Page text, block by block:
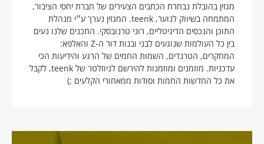
מגזין בהובלת נבחרת הכתבים הצעירים של חברת יחסי הציבור,
המתמחה בשיווק לנוער, teenk. המגזין נערך ע״י מנהלת
התוכן והנכסים הדיגיטליים, רוני טרנובסקי. התכנים שלנו נעים
בין כל העולמות שנוגעים לבני ובנות דור ה-Z והאלפא:
המחקרים, הטרנדים, השמות החמים של הרגע והידיעות הכי
עדכניות. מוזמנים ומוזמנות להירשם לניוזלטר של teenk, לקבל
את כל החדשות החמות וסודות ממאחורי הקלעים ;)